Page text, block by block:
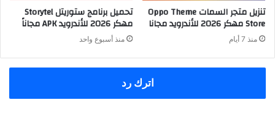
تنزيل متجر السمات Oppo Theme
Store مهكر 2026 للأندرويد مجانا
منذ 7 أيام
تحميل برنامج ستوريتل Storytel
مهكر 2026 للأندرويد APK مجاناً
منذ أسبوع واحد
اترك رد